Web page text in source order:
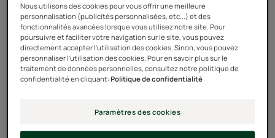
1 résultat pour "Shampoing sec"
Shampooing
sec
invisible
Nous utilisons des cookies pour vous offrir une meilleure
personnalisation (publicités personnalisées, etc...) et des
fonctionnalités avancées lorsque vous utilisez notre site. Pour
poursuivre et faciliter votre navigation sur le site, vous pouvez
directement accepter l'utilisation des cookies. Sinon, vous pouvez
personnaliser l'utilisation des cookies. Pour en savoir plus sur le
traitement de données personnelles, consultez notre politique de
confidentialité en cliquant:Politique de confidentialité
Paramètres des cookies